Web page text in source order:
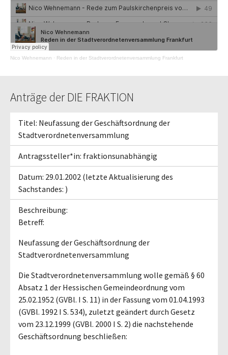
Nico Wehnemann · Reden in der Stadtverordnetenversammlung Frankfurt
Anträge der DIE FRAKTION
Titel: Neufassung der Geschäftsordnung der
Stadtverordnetenversammlung
Antragssteller*in: fraktionsunabhängig
Datum: 29.01.2002 (letzte Aktualisierung des
Sachstandes: )
Beschreibung:
Betreff:
Neufassung der Geschäftsordnung der
Stadtverordnetenversammlung
Die Stadtverordnetenversammlung wolle gemäß § 60
Absatz 1 der Hessischen Gemeindeordnung vom
25.02.1952 (GVBl. I S. 11) in der Fassung vom 01.04.1993
(GVBl. 1992 I S. 534), zuletzt geändert durch Gesetz
vom 23.12.1999 (GVBl. 2000 I S. 2) die nachstehende
Geschäftsordnung beschließen: